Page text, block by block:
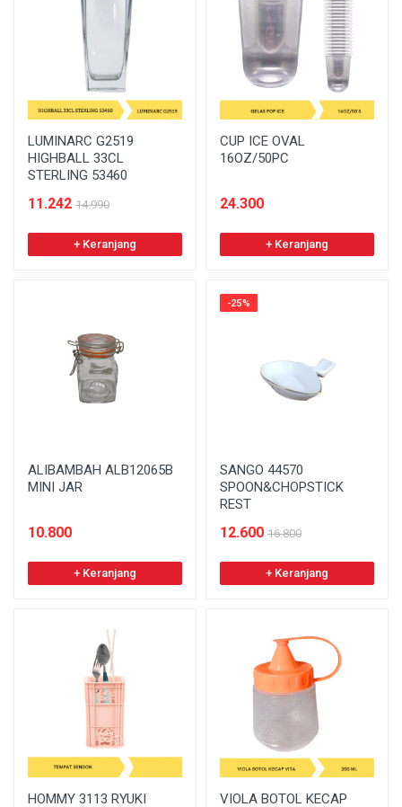
LUMINARC G2519
HIGHBALL 33CL
STERLING 53460
11.242 14.990
+ Keranjang
CUP ICE OVAL
16OZ/50PC
24.300
+ Keranjang
ALIBAMBAH ALB12065B
MINI JAR
10.800
+ Keranjang
-25%
SANGO 44570
SPOON&CHOPSTICK
REST
12.600 16.800
+ Keranjang
HOMMY 3113 RYUKI VIOLA BOTOL KECAP